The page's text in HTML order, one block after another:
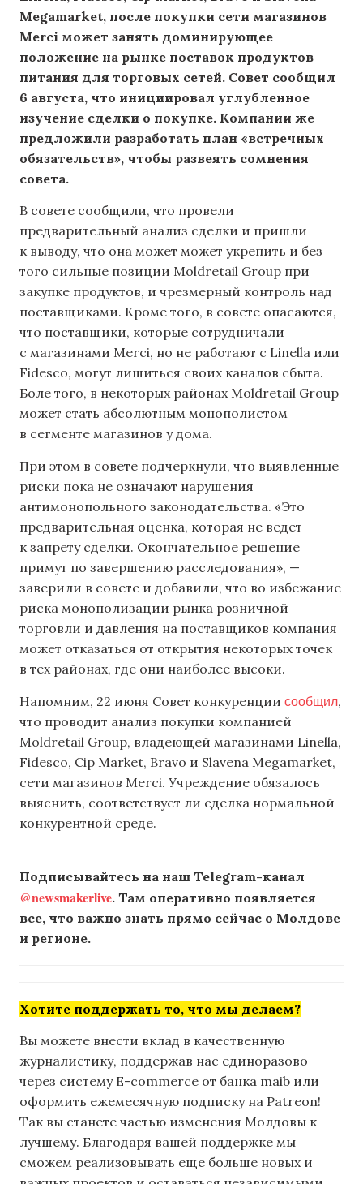
Megamarket, после покупки сети магазинов
Merci может занять доминирующее
положение на рынке поставок продуктов
питания для торговых сетей. Совет сообщил
6 августа, что инициировал углубленное
изучение сделки о покупке. Компании же
предложили разработать план «встречных
обязательств», чтобы развеять сомнения
совета.
В совете сообщили, что провели
предварительный анализ сделки и пришли
к выводу, что она может может укрепить и без
того сильные позиции Moldretail Group при
закупке продуктов, и чрезмерный контроль над
поставщиками. Кроме того, в совете опасаются,
что поставщики, которые сотрудничали
с магазинами Merci, но не работают с Linella или
Fidesco, могут лишиться своих каналов сбыта.
Боле того, в некоторых районах Moldretail Group
может стать абсолютным монополистом
в сегменте магазинов у дома.
При этом в совете подчеркнули, что выявленные
риски пока не означают нарушения
антимонопольного законодательства. «Это
предварительная оценка, которая не ведет
к запрету сделки. Окончательное решение
примут по завершению расследования», —
заверили в совете и добавили, что во избежание
риска монополизации рынка розничной
торговли и давления на поставщиков компания
может отказаться от открытия некоторых точек
в тех районах, где они наиболее высоки.
Напомним, 22 июня Совет конкуренции сообщил,
что проводит анализ покупки компанией
Moldretail Group, владеющей магазинами Linella,
Fidesco, Cip Market, Bravo и Slavena Megamarket,
сети магазинов Merci. Учреждение обязалось
выяснить, соответствует ли сделка нормальной
конкурентной среде.
Подписывайтесь на наш Telegram-канал
@newsmakerlive. Там оперативно появляется
все, что важно знать прямо сейчас о Молдове
и регионе.
Хотите поддержать то, что мы делаем?
Вы можете внести вклад в качественную
журналистику, поддержав нас единоразово
через систему E-commerce от банка maib или
оформить ежемесячную подписку на Patreon!
Так вы станете частью изменения Молдовы к
лучшему. Благодаря вашей поддержке мы
сможем реализовывать еще больше новых и